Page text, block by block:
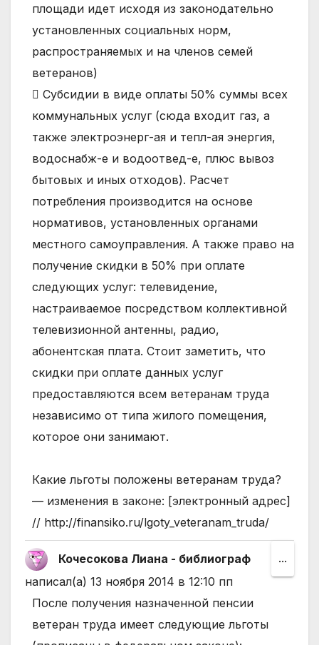
площади идет исходя из законодательно
установленных социальных норм,
распространяемых и на членов семей
ветеранов)
 Субсидии в виде оплаты 50% суммы всех
коммунальных услуг (сюда входит газ, а
также электроэнерг-ая и тепл-ая энергия,
водоснабж-е и водоотвед-е, плюс вывоз
бытовых и иных отходов). Расчет
потребления производится на основе
нормативов, установленных органами
местного самоуправления. А также право на
получение скидки в 50% при оплате
следующих услуг: телевидение,
настраиваемое посредством коллективной
телевизионной антенны, радио,
абонентская плата. Стоит заметить, что
скидки при оплате данных услуг
предоставляются всем ветеранам труда
независимо от типа жилого помещения,
которое они занимают.
Какие льготы положены ветеранам труда?
— изменения в законе: [электронный адрес]
// http://finansiko.ru/lgoty_veteranam_truda/
Кочесокова Лиана - библиограф
написал(а) 13 ноября 2014 в 12:10 пп
После получения назначенной пенсии
ветеран труда имеет следующие льготы
...
этот